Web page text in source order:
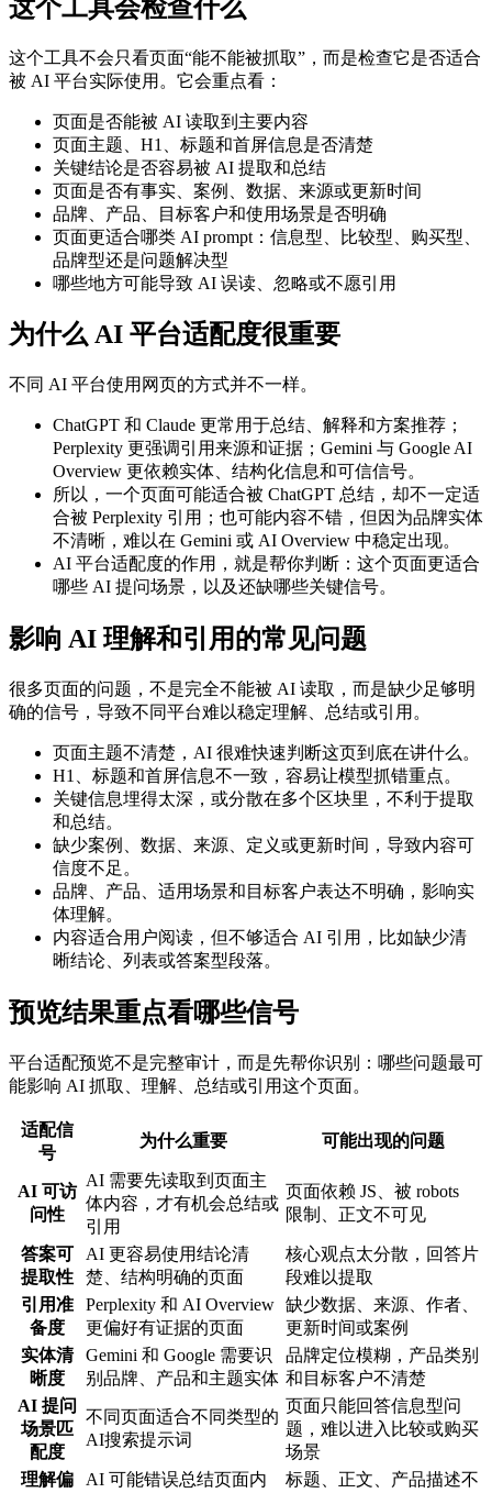
这个工具会检查什么
这个工具不会只看页面“能不能被抓取”，而是检查它是否适合
被 AI 平台实际使用。它会重点看：
页面是否能被 AI 读取到主要内容
页面主题、H1、标题和首屏信息是否清楚
关键结论是否容易被 AI 提取和总结
页面是否有事实、案例、数据、来源或更新时间
品牌、产品、目标客户和使用场景是否明确
页面更适合哪类 AI prompt：信息型、比较型、购买型、
品牌型还是问题解决型
哪些地方可能导致 AI 误读、忽略或不愿引用
为什么 AI 平台适配度很重要
不同 AI 平台使用网页的方式并不一样。
ChatGPT 和 Claude 更常用于总结、解释和方案推荐；
Perplexity 更强调引用来源和证据；Gemini 与 Google AI
Overview 更依赖实体、结构化信息和可信信号。
所以，一个页面可能适合被 ChatGPT 总结，却不一定适
合被 Perplexity 引用；也可能内容不错，但因为品牌实体
不清晰，难以在 Gemini 或 AI Overview 中稳定出现。
AI 平台适配度的作用，就是帮你判断：这个页面更适合
哪些 AI 提问场景，以及还缺哪些关键信号。
影响 AI 理解和引用的常见问题
很多页面的问题，不是完全不能被 AI 读取，而是缺少足够明
确的信号，导致不同平台难以稳定理解、总结或引用。
页面主题不清楚，AI 很难快速判断这页到底在讲什么。
H1、标题和首屏信息不一致，容易让模型抓错重点。
关键信息埋得太深，或分散在多个区块里，不利于提取
和总结。
缺少案例、数据、来源、定义或更新时间，导致内容可
信度不足。
品牌、产品、适用场景和目标客户表达不明确，影响实
体理解。
内容适合用户阅读，但不够适合 AI 引用，比如缺少清
晰结论、列表或答案型段落。
预览结果重点看哪些信号
平台适配预览不是完整审计，而是先帮你识别：哪些问题最可
能影响 AI 抓取、理解、总结或引用这个页面。
适配信
号
为什么重要 可能出现的问题
AI 可访
问性
AI 需要先读取到页面主
体内容，才有机会总结或
引用
页面依赖 JS、被 robots
限制、正文不可见
答案可
提取性
AI 更容易使用结论清
楚、结构明确的页面
核心观点太分散，回答片
段难以提取
引用准
备度
Perplexity 和 AI Overview
更偏好有证据的页面
缺少数据、来源、作者、
更新时间或案例
实体清
晰度
Gemini 和 Google 需要识
别品牌、产品和主题实体
品牌定位模糊，产品类别
和目标客户不清楚
AI 提问
场景匹
配度
不同页面适合不同类型的
AI搜索提示词
页面只能回答信息型问
题，难以进入比较或购买
场景
理解偏
AI 可能错误总结页面内 标题、正文、产品描述不